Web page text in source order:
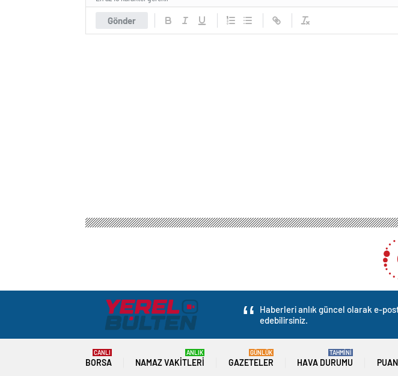
Gönder
Haberleri anlık güncel olarak e-
edebilirsiniz.
BORSA
CANLI
NAMAZ VAKITLERI
ANLIK
GAZETELER
GÜNLÜK
HAVA DURUMU
TAHMİNİ